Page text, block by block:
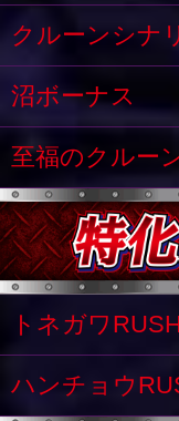
クルーンシナ
沼ボーナス
至福のクルー
トネガワRUSH
ハンチョウ